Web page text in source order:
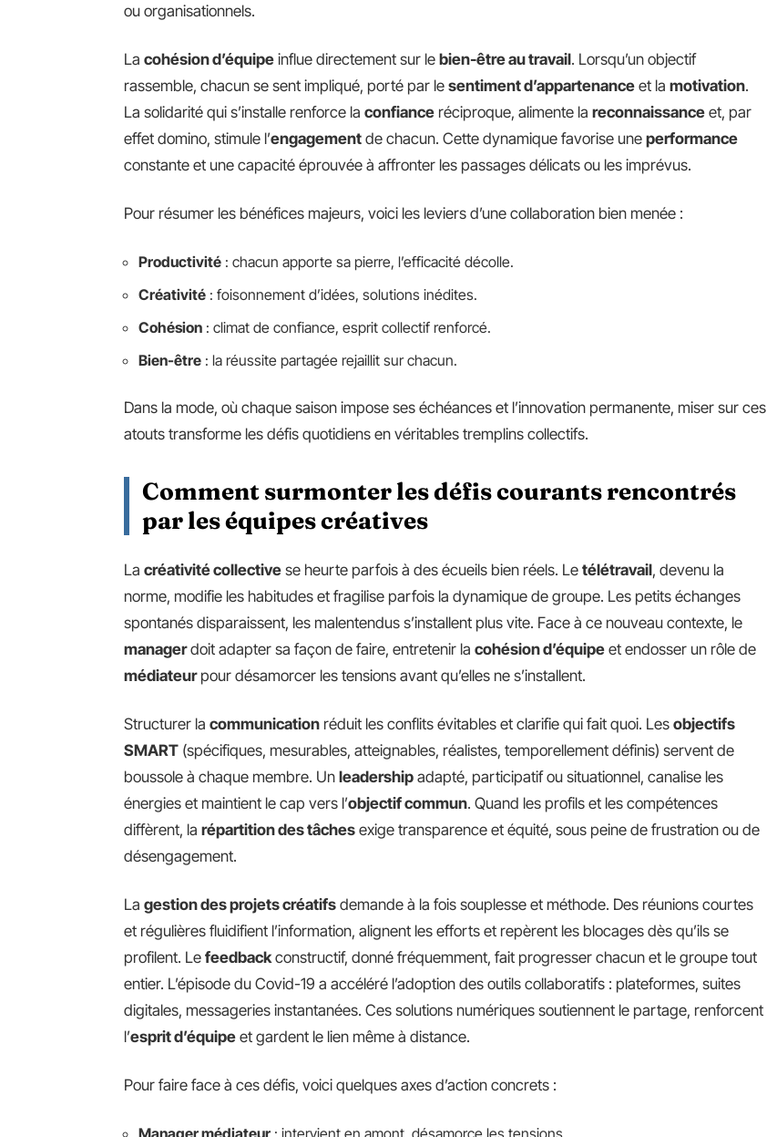
ou organisationnels.
La cohésion d’équipe influe directement sur le bien-être au travail. Lorsqu’un objectif
rassemble, chacun se sent impliqué, porté par le sentiment d’appartenance et la motivation.
La solidarité qui s’installe renforce la confiance réciproque, alimente la reconnaissance et, par
effet domino, stimule l’engagement de chacun. Cette dynamique favorise une performance
constante et une capacité éprouvée à affronter les passages délicats ou les imprévus.
Pour résumer les bénéfices majeurs, voici les leviers d’une collaboration bien menée :
Productivité : chacun apporte sa pierre, l’efficacité décolle.
Créativité : foisonnement d’idées, solutions inédites.
Cohésion : climat de confiance, esprit collectif renforcé.
Bien-être : la réussite partagée rejaillit sur chacun.
Dans la mode, où chaque saison impose ses échéances et l’innovation permanente, miser sur ces
atouts transforme les défis quotidiens en véritables tremplins collectifs.
Comment surmonter les défis courants rencontrés
par les équipes créatives
La créativité collective se heurte parfois à des écueils bien réels. Le télétravail, devenu la
norme, modifie les habitudes et fragilise parfois la dynamique de groupe. Les petits échanges
spontanés disparaissent, les malentendus s’installent plus vite. Face à ce nouveau contexte, le
managerdoit adapter sa façon de faire, entretenir la cohésion d’équipe et endosser un rôle de
médiateurpour désamorcer les tensions avant qu’elles ne s’installent.
Structurer la communication réduit les conflits évitables et clarifie qui fait quoi. Les objectifs
SMART (spécifiques, mesurables, atteignables, réalistes, temporellement définis) servent de
boussole à chaque membre. Un leadership adapté, participatif ou situationnel, canalise les
énergies et maintient le cap vers l’objectif commun. Quand les profils et les compétences
diffèrent, la répartition des tâches exige transparence et équité, sous peine de frustration ou de
désengagement.
La gestion des projets créatifs demande à la fois souplesse et méthode. Des réunions courtes
et régulières fluidifient l’information, alignent les efforts et repèrent les blocages dès qu’ils se
profilent. Le feedback constructif, donné fréquemment, fait progresser chacun et le groupe tout
entier. L’épisode du Covid-19 a accéléré l’adoption des outils collaboratifs : plateformes, suites
digitales, messageries instantanées. Ces solutions numériques soutiennent le partage, renforcent
l’esprit d’équipe et gardent le lien même à distance.
Pour faire face à ces défis, voici quelques axes d’action concrets :
Manager médiateur : intervient en amont, désamorce les tensions.